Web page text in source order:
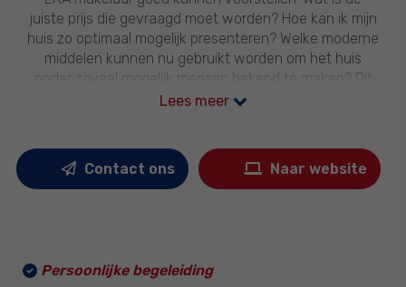
juiste prijs die gevraagd moet worden? Hoe kan ik mijn
huis zo optimaal mogelijk presenteren? Welke moderne
middelen kunnen nu gebruikt worden om het huis
onder zoveel mogelijk mensen bekend te maken? Dit
zijn slechts enkele van de vele vragen die bezigheid
Ook als koper heb je natuurlijk talloze vragen waar je
maar al te graag antwoord op wilt hebben. Natuurlijk
voordat je daadwerkelijk tot een aankoop of verkoop
Lees meer
Contact ons Naar website
Persoonlijke begeleiding